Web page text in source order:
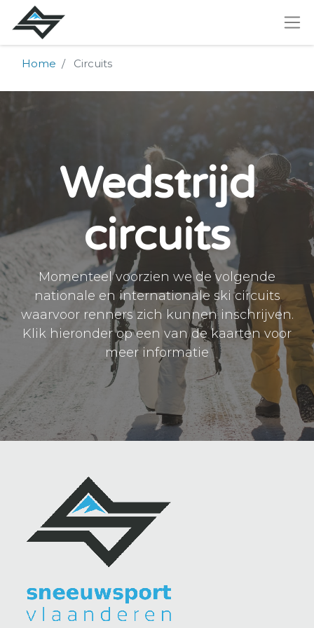
Home Circuits
Wedstrijd
circuits
Momenteel voorzien we de volgende
nationale en internationale ski circuits
waarvoor renners zich kunnen inschrijven.
Klik hieronder op een van de kaarten voor
meer informatie